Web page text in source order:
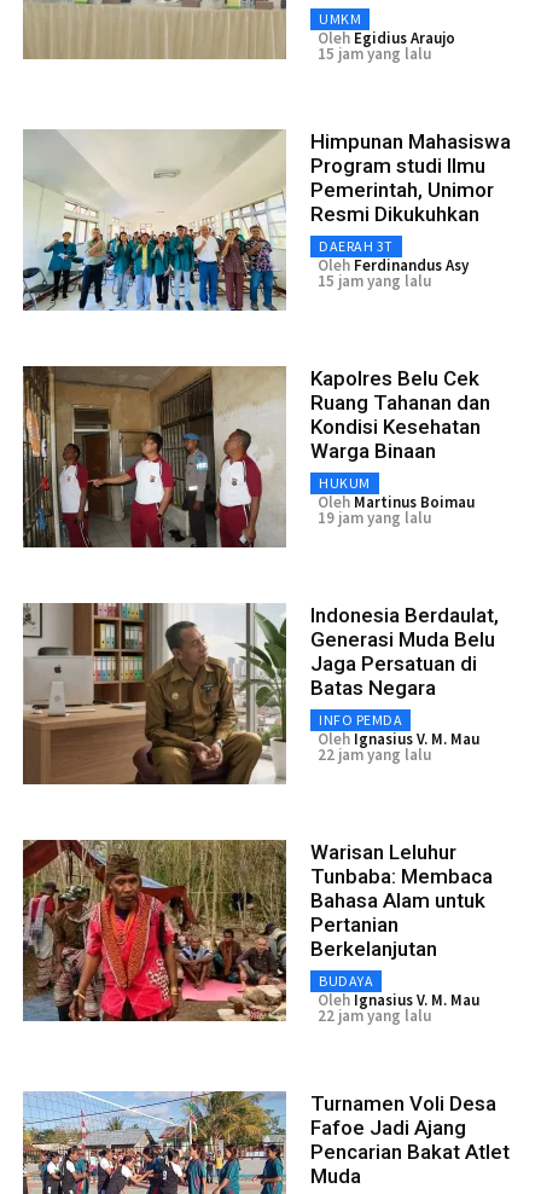
UMKM
Oleh Egidius Araujo
15 jam yang lalu
Himpunan Mahasiswa
Program studi Ilmu
Pemerintah, Unimor
Resmi Dikukuhkan
DAERAH 3T
Oleh Ferdinandus Asy
15 jam yang lalu
Kapolres Belu Cek
Ruang Tahanan dan
Kondisi Kesehatan
Warga Binaan
HUKUM
Oleh Martinus Boimau
19 jam yang lalu
Indonesia Berdaulat,
Generasi Muda Belu
Jaga Persatuan di
Batas Negara
INFO PEMDA
Oleh Ignasius V. M. Mau
22 jam yang lalu
Warisan Leluhur
Tunbaba: Membaca
Bahasa Alam untuk
Pertanian
Berkelanjutan
BUDAYA
Oleh Ignasius V. M. Mau
22 jam yang lalu
Turnamen Voli Desa
Fafoe Jadi Ajang
Pencarian Bakat Atlet
Muda